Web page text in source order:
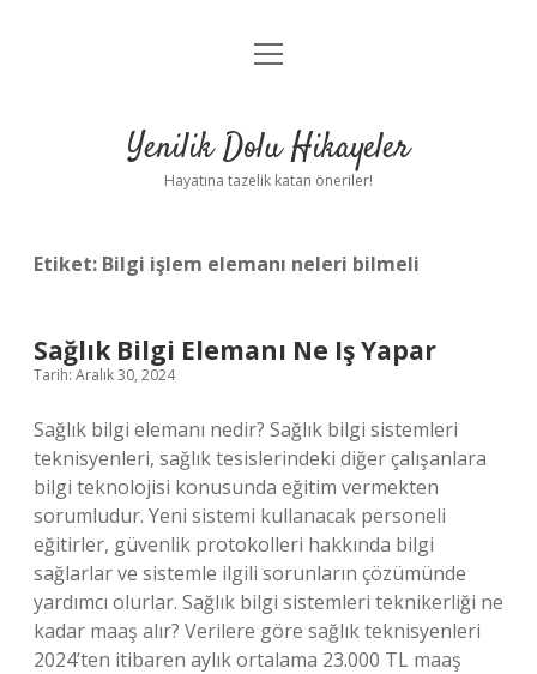
Anasayfa
Yasal Uyarı
menüyü
Yenilik Dolu Hikayeler
Hayatına tazelik katan öneriler!
Etiket: Bilgi işlem elemanı neleri bilmeli
Sağlık Bilgi Elemanı Ne Iş Yapar
Tarih: Aralık 30, 2024
Sağlık bilgi elemanı nedir? Sağlık bilgi sistemleri
teknisyenleri, sağlık tesislerindeki diğer çalışanlara
bilgi teknolojisi konusunda eğitim vermekten
sorumludur. Yeni sistemi kullanacak personeli
eğitirler, güvenlik protokolleri hakkında bilgi
sağlarlar ve sistemle ilgili sorunların çözümünde
yardımcı olurlar. Sağlık bilgi sistemleri teknikerliği ne
kadar maaş alır? Verilere göre sağlık teknisyenleri
2024’ten itibaren aylık ortalama 23.000 TL maaş